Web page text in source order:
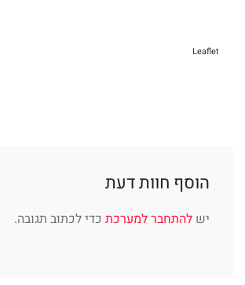
Leaflet
הוסף חוות דעת
יש להתחבר למערכת כדי לכתוב תגובה.